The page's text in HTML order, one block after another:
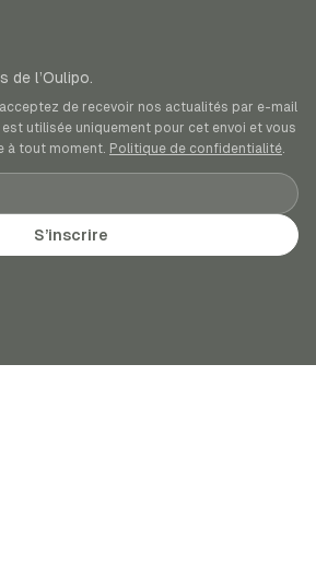
de l’Oulipo.
de recevoir nos actualités par e-mail
utilisée uniquement pour cet envoi et vous
à tout moment. Politique de confidentialité.
S’inscrire